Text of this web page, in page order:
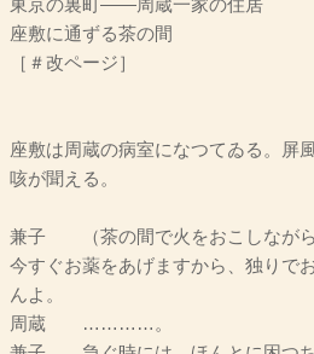
東京の裏町――周蔵一家の住居
座敷に通ずる茶の間
［＃改ページ］
座敷は周蔵の病室になつてゐる。屏
咳が聞える。
兼子 （茶の間で火をおこしながら
今すぐお薬をあげますから、独りで
んよ。
周蔵 …………。